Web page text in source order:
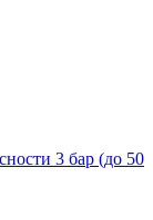
3 бар (до 50